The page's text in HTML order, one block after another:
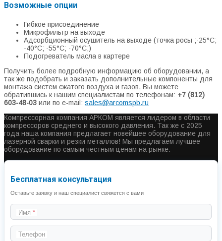
Возможные опции
Гибкое присоединение
Микрофильтр на выходе
Адсорбционный осушитель на выходе (точка росы ;-25°С;
-40°С; -55°С; -70°С;)
Подогреватель масла в картере
Получить более подробную информацию об оборудовании, а
так же подобрать и заказать дополнительные компоненты для
монтажа систем сжатого воздуха и газов, Вы можете
обратившись к нашим специалистам по телефонам: +7 (812)
603-48-03 или по e-mail: sales@arcomspb.ru
Компрессорная компания АРКОМ является лидером в области
компрессоров среднего и высокого давления. Так же с 2025
года наша компания предлагает новейшее оборудование для
лазерной сварки и резки металлов! Мы предлагаем лучшее
оборудование по самым честным ценам на рынке.
Бесплатная консультация
Оставьте заявку и наш специалист свяжется с вами
Имя
Телефон